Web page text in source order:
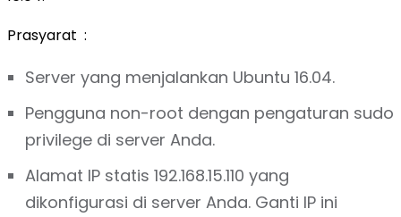
Prasyarat :
Server yang menjalankan Ubuntu 16.04.
Pengguna non-root dengan pengaturan sudo
privilege di server Anda.
Alamat IP statis 192.168.15.110 yang
dikonfigurasi di server Anda. Ganti IP ini